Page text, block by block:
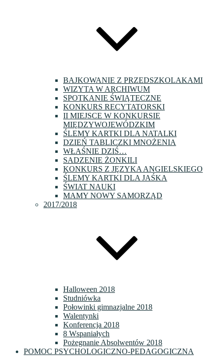
BAJKOWANIE Z PRZEDSZKOLAKAMI
WIZYTA W ARCHIWUM
SPOTKANIE ŚWIĄTECZNE
KONKURS RECYTATORSKI
II MIEJSCE W KONKURSIE
MIĘDZYWOJEWÓDZKIM
ŚLEMY KARTKI DLA NATALKI
DZIEŃ TABLICZKI MNOŻENIA
WŁAŚNIE DZIŚ…
SADZENIE ŻONKILI
KONKURS Z JĘZYKA ANGIELSKIEGO
ŚLEMY KARTKI DLA JAŚKA
ŚWIAT NAUKI
MAMY NOWY SAMORZĄD
2017/2018
Halloween 2018
Studniówka
Połowinki gimnazjalne 2018
Walentynki
Konferencja 2018
8 Wspaniałych
Pożegnanie Absolwentów 2018
POMOC PSYCHOLOGICZNO-PEDAGOGICZNA